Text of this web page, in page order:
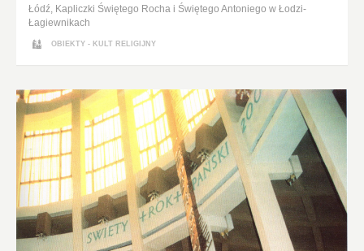
Łódź, Kapliczki Świętego Rocha i Świętego Antoniego w Łodzi-
Łagiewnikach
OBIEKTY - KULT RELIGIJNY